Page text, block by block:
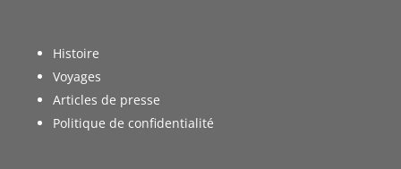
Histoire
Voyages
Articles de presse
Politique de confidentialité